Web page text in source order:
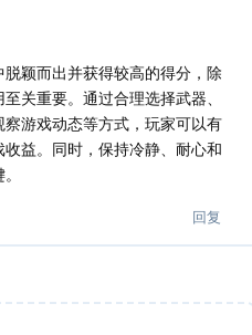
颖而出并获得较高的得分，除
关重要。通过合理选择武器、
游戏动态等方式，玩家可以有
益。同时，保持冷静、耐心和
回复